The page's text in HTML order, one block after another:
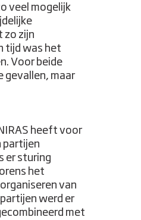
veel mogelijk
zo zijn
tijd was het
Voor beide
gevallen, maar
heeft voor
partijen
er sturing
het
van
werd er
met